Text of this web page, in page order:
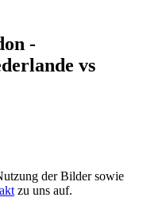
-
vs
der Bilder sowie
zu uns auf.